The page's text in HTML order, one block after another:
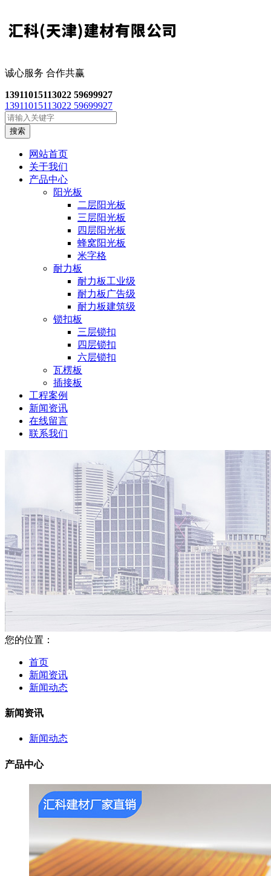
诚心服务 合作共赢
13911015113022 59699927
13911015113022 59699927
搜索
网站首页
关于我们
产品中心
阳光板
二层阳光板
三层阳光板
四层阳光板
蜂窝阳光板
米字格
耐力板
耐力板工业级
耐力板广告级
耐力板建筑级
锁扣板
三层锁扣
四层锁扣
六层锁扣
瓦楞板
插接板
工程案例
新闻资讯
在线留言
联系我们
您的位置：
首页
新闻资讯
新闻动态
新闻资讯
新闻动态
产品中心